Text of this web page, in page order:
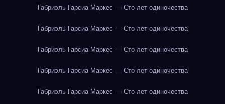
Габриэль Гарсиа Маркес — Сто лет одиночества
Габриэль Гарсиа Маркес — Сто лет одиночества
Габриэль Гарсиа Маркес — Сто лет одиночества
Габриэль Гарсиа Маркес — Сто лет одиночества
Габриэль Гарсиа Маркес — Сто лет одиночества